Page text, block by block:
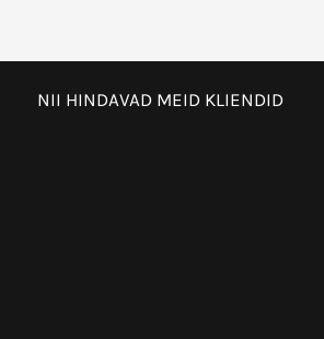
NII HINDAVAD MEID KLIENDID